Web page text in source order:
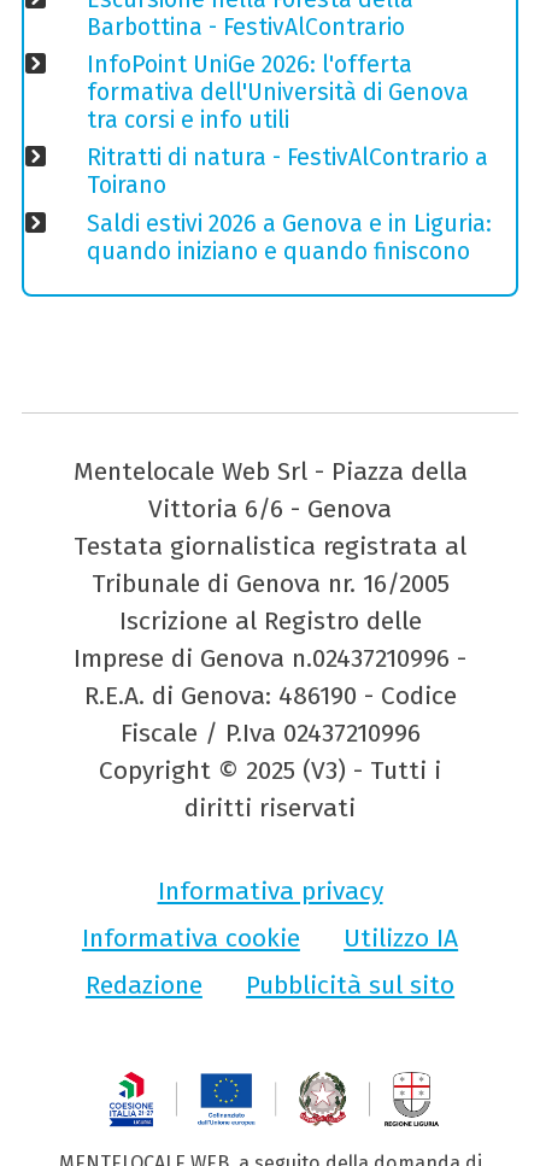
Barbottina - FestivAlContrario
InfoPoint UniGe 2026: l'offerta
formativa dell'Università di Genova
tra corsi e info utili
Ritratti di natura - FestivAlContrario a
Toirano
Saldi estivi 2026 a Genova e in Liguria:
quando iniziano e quando finiscono
Mentelocale Web Srl - Piazza della
Vittoria 6/6 - Genova
Testata giornalistica registrata al
Tribunale di Genova nr. 16/2005
Iscrizione al Registro delle
Imprese di Genova n.02437210996 -
R.E.A. di Genova: 486190 - Codice
Fiscale / P.Iva 02437210996
Copyright © 2025 (V3) - Tutti i
diritti riservati
Informativa privacy
Informativa cookie
Utilizzo IA
Redazione
Pubblicità sul sito